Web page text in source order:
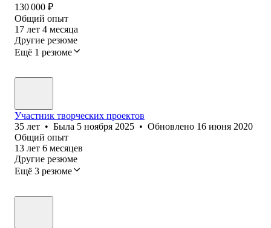
130 000 ₽
Общий опыт
17 лет 4 месяца
Другие резюме
Ещё 1 резюме
Участник творческих проектов
35 лет • Была 5 ноября 2025 • Обновлено 16 июня 2020
Общий опыт
13 лет 6 месяцев
Другие резюме
Ещё 3 резюме